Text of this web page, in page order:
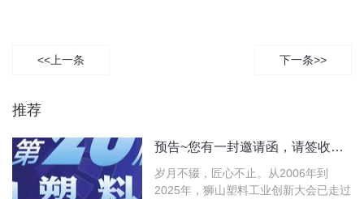
<<上一条 下一条>>
推荐
预告~您有一封邀请函，请签收！邀您共赴第20届狮山塑料工业创新大会
岁月不辍，匠心不止。从2006年到
2025年，狮山塑料工业创新大会已走过